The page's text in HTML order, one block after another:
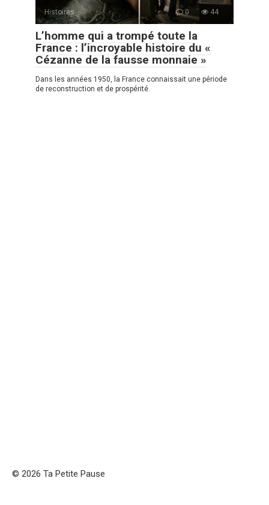
Histoires 0 44
L’homme qui a trompé toute la
France : l’incroyable histoire du «
Cézanne de la fausse monnaie »
Dans les années 1950, la France connaissait une période
de reconstruction et de prospérité.
© 2026 Ta Petite Pause